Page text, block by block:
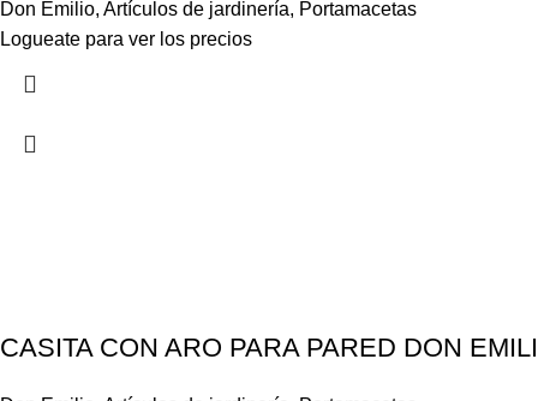
Don Emilio, Artículos de jardinería, Portamacetas
Logueate para ver los precios
CASITA CON ARO PARA PARED DON